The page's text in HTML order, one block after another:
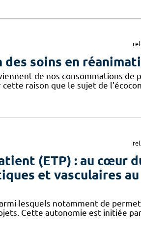
des soins en
de nos consommations de
raison que le sujet de
(ETP) : au cœur
et vasculaires au
lesquels notamment de
Cette autonomie est initiée